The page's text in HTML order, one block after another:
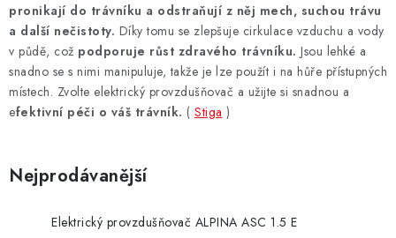
PRODEJNY
SLUŽBY
ZNAČKY
KONTAKTY
OCHRANA OSOBNÍCH ÚDAJŮ
JAK NAKUPOVAT
OBCHODNÍ PODMÍNKY
ODSTOUPENÍ OD SMLOUVY
DOPRAVA A PLATBA
pronikají do trávníku a odstraňují z něj mech, suchou trávu
a další nečistoty. Díky tomu se zlepšuje cirkulace vzduchu a vody
v půdě, což podporuje růst zdravého trávníku. Jsou lehké a
snadno se s nimi manipuluje, takže je lze použít i na hůře přístupných
místech. Zvolte elektrický provzdušňovač a užijte si snadnou a
efektivní péči o váš trávník. ( Stiga )
Nejprodávanější
Elektrický provzdušňovač ALPINA ASC 1.5 E